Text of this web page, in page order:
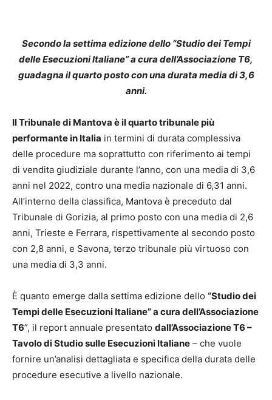
Secondo la settima edizione dello “Studio dei Tempi
delle Esecuzioni Italiane” a cura dell’Associazione T6,
guadagna il quarto posto con una durata media di 3,6
anni.
Il Tribunale di Mantova è il quarto tribunale più
performante in Italia in termini di durata complessiva
delle procedure ma soprattutto con riferimento ai tempi
di vendita giudiziale durante l’anno, con una media di 3,6
anni nel 2022, contro una media nazionale di 6,31 anni.
All’interno della classifica, Mantova è preceduto dal
Tribunale di Gorizia, al primo posto con una media di 2,6
anni, Trieste e Ferrara, rispettivamente al secondo posto
con 2,8 anni, e Savona, terzo tribunale più virtuoso con
una media di 3,3 anni.
È quanto emerge dalla settima edizione dello “Studio dei
Tempi delle Esecuzioni Italiane” a cura dell’Associazione
T6”, il report annuale presentato dall’Associazione T6 –
Tavolo di Studio sulle Esecuzioni Italiane – che vuole
fornire un’analisi dettagliata e specifica della durata delle
procedure esecutive a livello nazionale.